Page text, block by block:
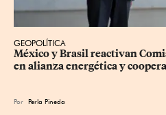
GEOPOLÍTICA
México y Brasil reactivan
en alianza energética y
Por Perla Pineda